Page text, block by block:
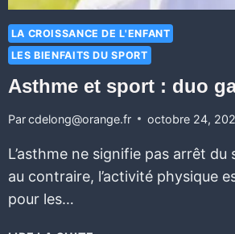
LA CROISSANCE DE L'ENFANT
LES BIENFAITS DU SPORT
Asthme et sport : duo
Parcdelong@orange.fr octobre 24,
L’asthme ne signifie pas arrêt du
au contraire, l’activité physique
pour les…